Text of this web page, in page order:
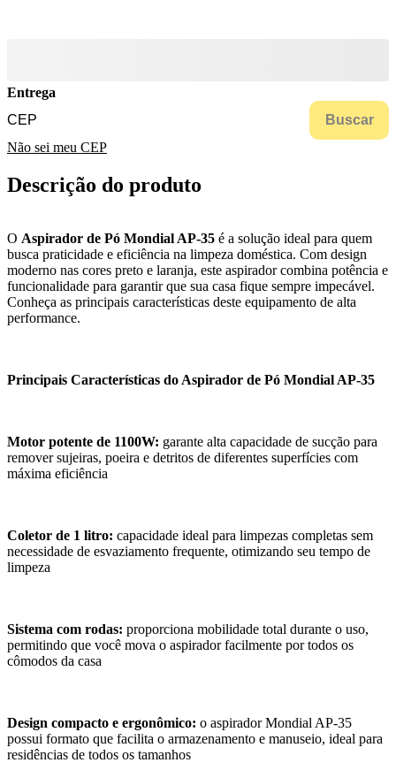
Entrega
Buscar
Não sei meu CEP
Descrição do produto
O Aspirador de Pó Mondial AP-35 é a solução ideal para quem
busca praticidade e eficiência na limpeza doméstica. Com design
moderno nas cores preto e laranja, este aspirador combina potência e
funcionalidade para garantir que sua casa fique sempre impecável.
Conheça as principais características deste equipamento de alta
performance.
Principais Características do Aspirador de Pó Mondial AP-35
Motor potente de 1100W: garante alta capacidade de sucção para
remover sujeiras, poeira e detritos de diferentes superfícies com
máxima eficiência
Coletor de 1 litro: capacidade ideal para limpezas completas sem
necessidade de esvaziamento frequente, otimizando seu tempo de
limpeza
Sistema com rodas: proporciona mobilidade total durante o uso,
permitindo que você mova o aspirador facilmente por todos os
cômodos da casa
Design compacto e ergonômico: o aspirador Mondial AP-35
possui formato que facilita o armazenamento e manuseio, ideal para
residências de todos os tamanhos